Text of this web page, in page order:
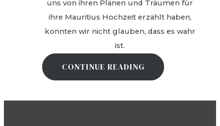
uns von ihren Plänen und Träumen für
ihre Mauritius Hochzeit erzählt haben,
konnten wir nicht glauben, dass es wahr
ist.
CONTINUE READING